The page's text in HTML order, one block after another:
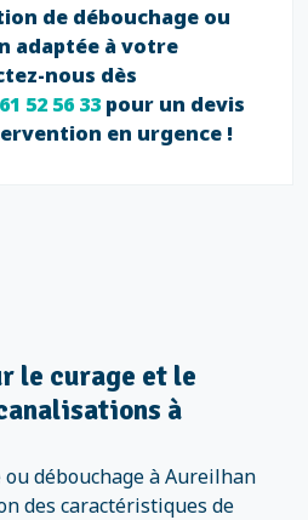
de débouchage ou
adaptée à votre
nous dès
52 56 33 pour un devis
en urgence !
le curage et le
à
débouchage à Aureilhan
des caractéristiques de